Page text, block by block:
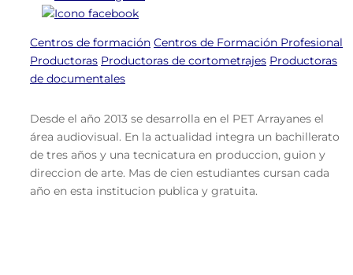
Centros de formación Centros de Formación Profesional
Productoras Productoras de cortometrajes Productoras
de documentales
Desde el año 2013 se desarrolla en el PET Arrayanes el
área audiovisual. En la actualidad integra un bachillerato
de tres años y una tecnicatura en produccion, guion y
direccion de arte. Mas de cien estudiantes cursan cada
año en esta institucion publica y gratuita.